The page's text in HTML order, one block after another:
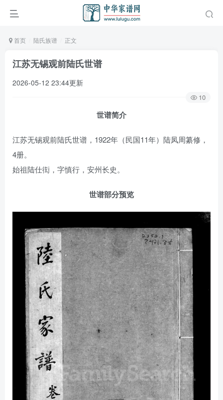
首页 陆氏族谱 正文
江苏无锡观前陆氏世谱
2026-05-12 23:44更新
10
世谱简介
江苏无锡观前陆氏世谱，1922年（民国11年）陆凤周纂修，
4册。
始祖陆仕衒，字慎行，安州长史。
世谱部分预览